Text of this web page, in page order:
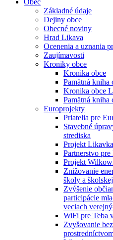
Obec
Základné údaje
Dejiny obce
Obecné noviny
Hrad Likava
Ocenenia a uznania
Zaujímavosti
Kroniky obce
Kronika obce
Pamätná kniha
Kronika obce
Pamätná
Europrojekty
Priatelia pre
Stavebné
strediska
Projekt
Partnerstvo
Projekt
Znižovanie
školy a
Zvýšenie
participácie
veciach
WiFi pre Teba
Zvyšovanie